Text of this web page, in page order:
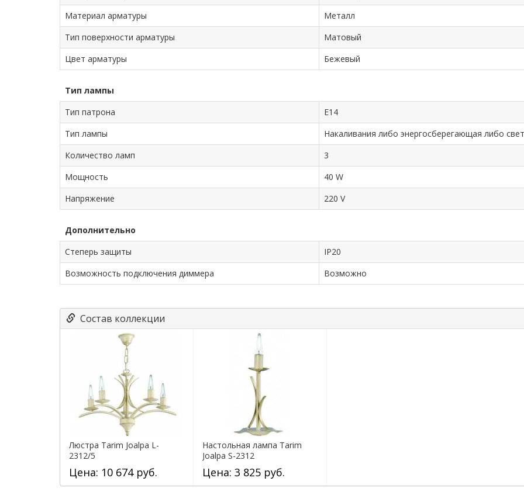
Материал арматуры
Металл
Тип поверхности арматуры
Матовый
Цвет арматуры
Бежевый
Тип лампы
Тип патрона
E14
Тип лампы
Накаливания либо энергосберегающая либо
Количество ламп
3
Мощность
40 W
Напряжение
220 V
Дополнительно
Степерь защиты
IP20
Возможность подключения диммера
Возможно
Состав коллекции
Люстра Tarim Joalpa L-
2312/5
Цена: 10 674 руб.
Настольная лампа Tarim
Joalpa S-2312
Цена: 3 825 руб.